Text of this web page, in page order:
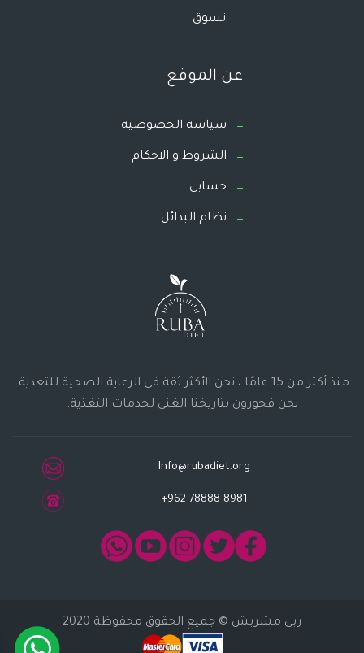
تسوق
عن الموقع
سياسة الخصوصية
الشروط و الاحكام
حسابي
نظام البدائل
منذ أكثر من 15 عامًا ، نحن الأكثر ثقة في الرعاية الصحية للتغذية.
نحن فخورون بتاريخنا الغني لخدمات التغذية.
Info@rubadiet.org
+962 78888 8981
ربى مشربش © جميع الحقوق محفوظة 2020